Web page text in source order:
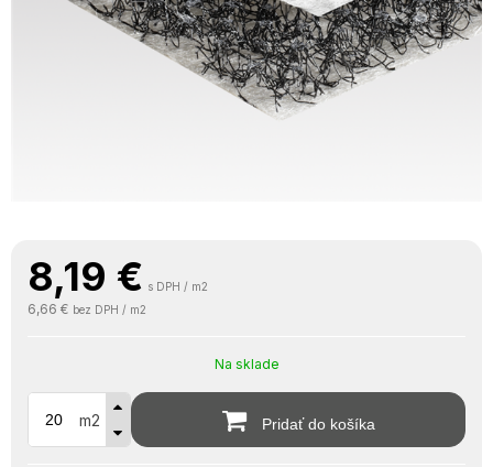
8,19 € s DPH / m2
6,66 € bez DPH / m2
Na sklade
m2 Pridať do košíka